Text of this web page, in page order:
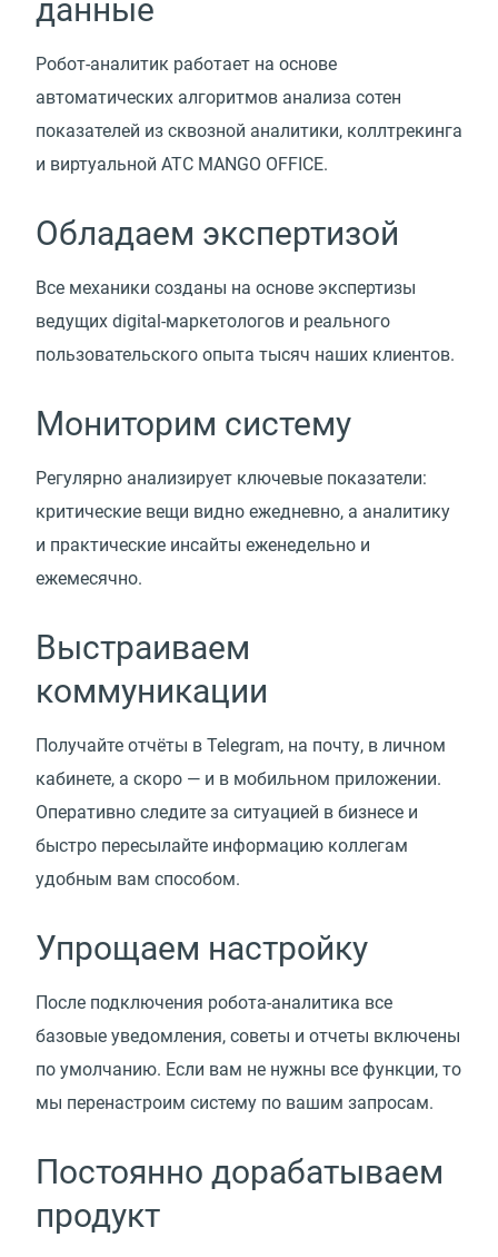
данные
Робот-аналитик работает на основе
автоматических алгоритмов анализа сотен
показателей из сквозной аналитики, коллтрекинга
и виртуальной АТС MANGO OFFICE.
Обладаем экспертизой
Все механики созданы на основе экспертизы
ведущих digital-маркетологов и реального
пользовательского опыта тысяч наших клиентов.
Мониторим систему
Регулярно анализирует ключевые показатели:
критические вещи видно ежедневно, а аналитику
и практические инсайты еженедельно и
ежемесячно.
Выстраиваем
коммуникации
Получайте отчёты в Telegram, на почту, в личном
кабинете, а скоро — и в мобильном приложении.
Оперативно следите за ситуацией в бизнесе и
быстро пересылайте информацию коллегам
удобным вам способом.
Упрощаем настройку
После подключения робота-аналитика все
базовые уведомления, советы и отчеты включены
по умолчанию. Если вам не нужны все функции, то
мы перенастроим систему по вашим запросам.
Постоянно дорабатываем
продукт